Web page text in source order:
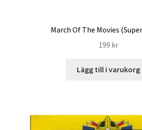
March Of The Movies
199 kr
Lägg till i varukorg